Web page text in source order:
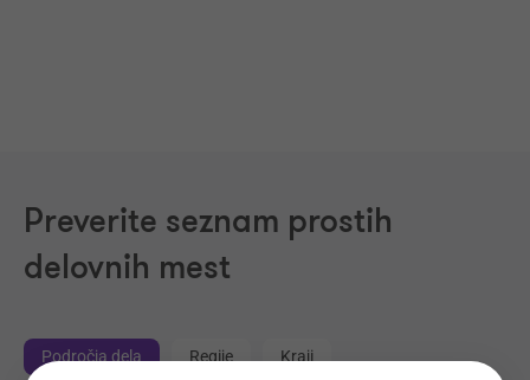
Preverite seznam prostih
delovnih mest
Področja dela Regije Kraji